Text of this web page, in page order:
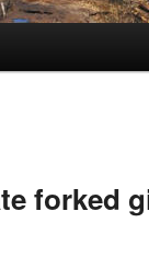
forked